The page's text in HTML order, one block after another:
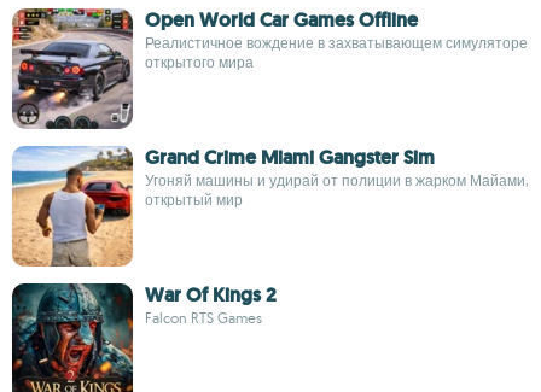
Open World Car Games Offline
Реалистичное вождение в захватывающем симуляторе
открытого мира
Grand Crime Miami Gangster Sim
Угоняй машины и удирай от полиции в жарком Майами,
открытый мир
War Of Kings 2
Falcon RTS Games